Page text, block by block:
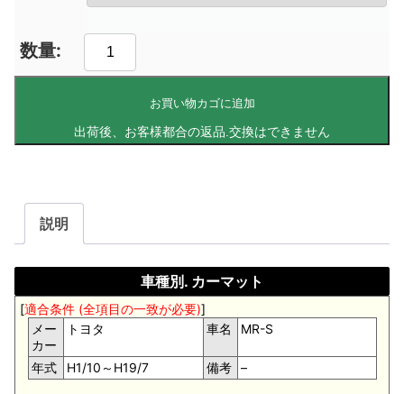
お買い物カゴに追加
説明
車種別. カーマット
[適合条件 (全項目の一致が必要)]
メー
カー
トヨタ 車名 MR-S
年式 H1/10～H19/7 備考 –